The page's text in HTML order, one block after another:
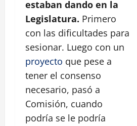
estaban dando en la
Legislatura. Primero
con las dificultades para
sesionar. Luego con un
proyecto que pese a
tener el consenso
necesario, pasó a
Comisión, cuando
podría se le podría